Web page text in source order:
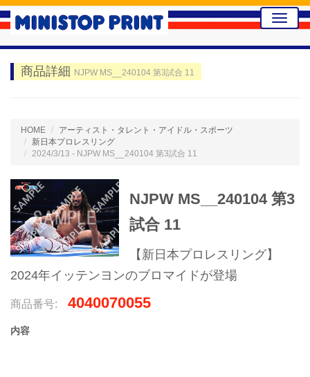
Toggle
商品詳細 NJPW MS__240104 第3試合 11
HOME
アーティスト・タレント・アイドル・スポーツ
新日本プロレスリング
2024/3/13 - NJPW MS__240104 第3試合 11
NJPW MS__240104 第3
試合 11
【新日本プロレスリング】
2024年イッテンヨンのブロマイドが登場
商品番号: 4040070055
内容